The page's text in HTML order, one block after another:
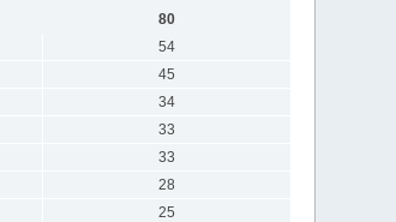
80
54
45
34
33
33
28
25